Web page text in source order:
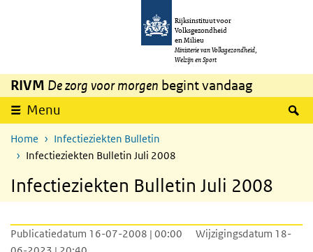
Overslaan en naar de inhoud gaan
Rijksinstituut voor
Volksgezondheid
en Milieu
Ministerie van Volksgezondheid,
Welzijn en Sport
RIVM De zorg voor morgen begint vandaag
Menu
Home
Infectieziekten Bulletin
Infectieziekten Bulletin Juli 2008
Infectieziekten Bulletin Juli 2008
Publicatiedatum 16-07-2008 | 00:00
Wijzigingsdatum 18-